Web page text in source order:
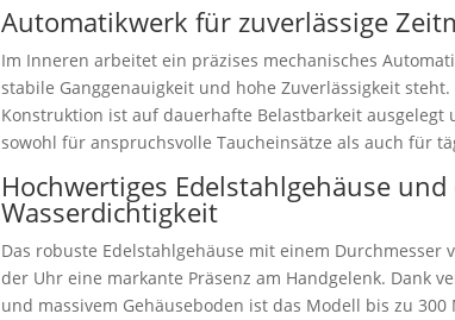
Automatikwerk für zuverlässige
Im Inneren arbeitet ein präzises mechanisches
stabile Ganggenauigkeit und hohe Zuverlässigkeit steht.
Konstruktion ist auf dauerhafte Belastbarkeit ausgelegt
sowohl für anspruchsvolle Taucheinsätze als auch für
Hochwertiges Edelstahlgehäuse
Wasserdichtigkeit
Das robuste Edelstahlgehäuse mit einem Durchmesser
der Uhr eine markante Präsenz am Handgelenk. Dank
und massivem Gehäuseboden ist das Modell bis zu 300